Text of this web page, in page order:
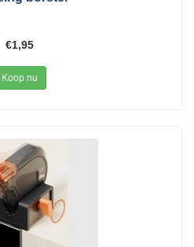
€1,95
Koop nu